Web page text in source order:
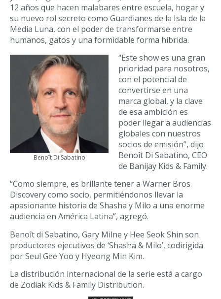
12 años que hacen malabares entre escuela, hogar y
su nuevo rol secreto como Guardianes de la Isla de la
Media Luna, con el poder de transformarse entre
humanos, gatos y una formidable forma híbrida.
Benoît Di Sabatino
“Este show es una gran
prioridad para nosotros,
con el potencial de
convertirse en una
marca global, y la clave
de esa ambición es
poder llegar a audiencias
globales con nuestros
socios de emisión”, dijo
Benoît Di Sabatino, CEO
de Banijay Kids & Family.
“Como siempre, es brillante tener a Warner Bros.
Discovery como socio, permitiéndonos llevar la
apasionante historia de Shasha y Milo a una enorme
audiencia en América Latina”, agregó.
Benoît di Sabatino, Gary Milne y Hee Seok Shin son
productores ejecutivos de ‘Shasha & Milo’, codirigida
por Seul Gee Yoo y Hyeong Min Kim.
La distribución internacional de la serie está a cargo
de Zodiak Kids & Family Distribution.